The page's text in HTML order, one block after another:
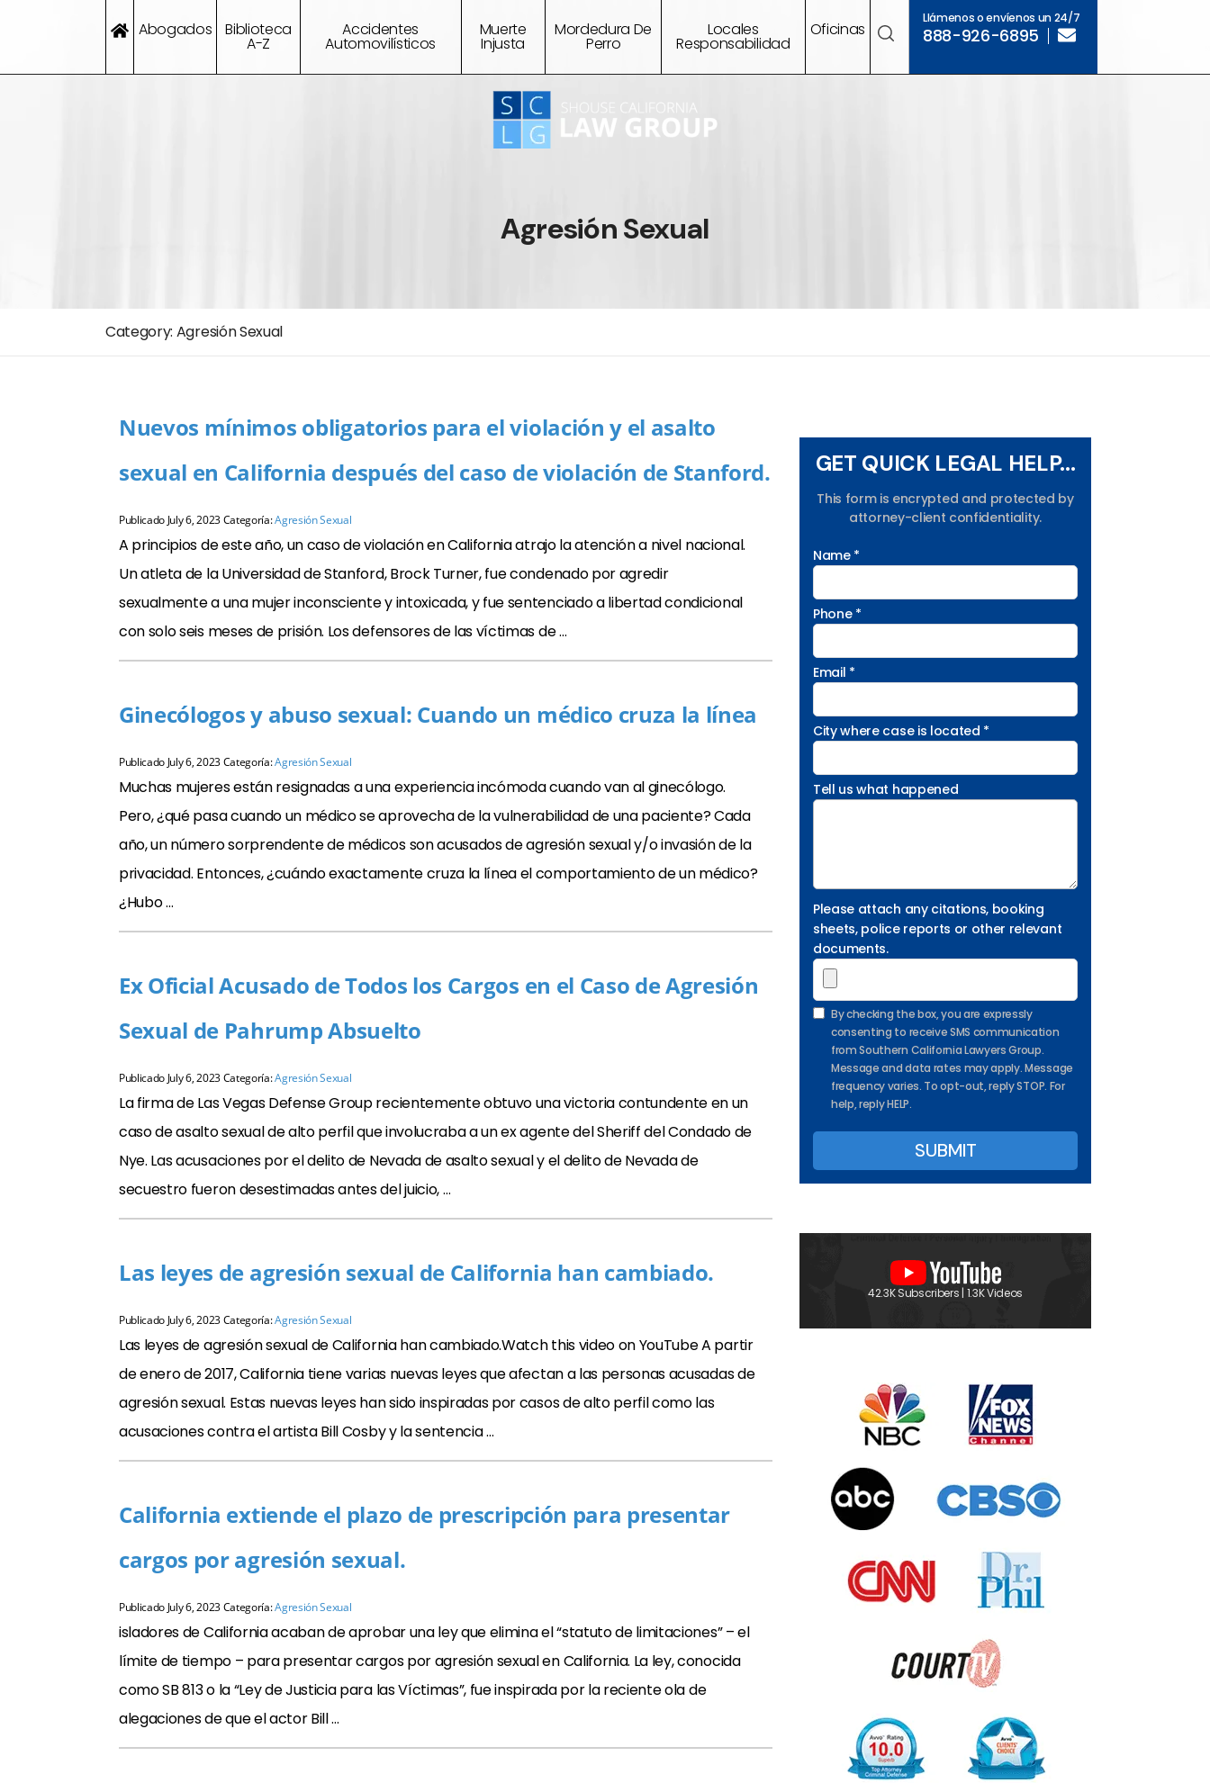
Abogados Biblioteca
A-Z
Accidentes
Automovilísticos
Muerte
Injusta
Mordedura De
Perro
Locales
Responsabilidad
Oficinas
Llámenos o envíenos un 24/7
888-926-6895
Agresión Sexual
Category: Agresión Sexual
Nuevos mínimos obligatorios para el violación y el asalto
sexual en California después del caso de violación de Stanford.
Publicado July 6, 2023Categoría:Agresión Sexual
A principios de este año, un caso de violación en California atrajo la atención a nivel nacional.
Un atleta de la Universidad de Stanford, Brock Turner, fue condenado por agredir
sexualmente a una mujer inconsciente y intoxicada, y fue sentenciado a libertad condicional
con solo seis meses de prisión. Los defensores de las víctimas de …
Ginecólogos y abuso sexual: Cuando un médico cruza la línea
Publicado July 6, 2023Categoría:Agresión Sexual
Muchas mujeres están resignadas a una experiencia incómoda cuando van al ginecólogo.
Pero, ¿qué pasa cuando un médico se aprovecha de la vulnerabilidad de una paciente? Cada
año, un número sorprendente de médicos son acusados de agresión sexual y/o invasión de la
privacidad. Entonces, ¿cuándo exactamente cruza la línea el comportamiento de un médico?
¿Hubo …
Ex Oficial Acusado de Todos los Cargos en el Caso de Agresión
Sexual de Pahrump Absuelto
Publicado July 6, 2023Categoría:Agresión Sexual
La firma de Las Vegas Defense Group recientemente obtuvo una victoria contundente en un
caso de asalto sexual de alto perfil que involucraba a un ex agente del Sheriff del Condado de
Nye. Las acusaciones por el delito de Nevada de asalto sexual y el delito de Nevada de
secuestro fueron desestimadas antes del juicio, …
Las leyes de agresión sexual de California han cambiado.
Publicado July 6, 2023Categoría:Agresión Sexual
Las leyes de agresión sexual de California han cambiado.Watch this video on YouTube A partir
de enero de 2017, California tiene varias nuevas leyes que afectan a las personas acusadas de
agresión sexual. Estas nuevas leyes han sido inspiradas por casos de alto perfil como las
acusaciones contra el artista Bill Cosby y la sentencia …
California extiende el plazo de prescripción para presentar
cargos por agresión sexual.
Publicado July 6, 2023Categoría:Agresión Sexual
isladores de California acaban de aprobar una ley que elimina el “statuto de limitaciones” – el
límite de tiempo – para presentar cargos por agresión sexual en California. La ley, conocida
como SB 813 o la “Ley de Justicia para las Víctimas”, fue inspirada por la reciente ola de
alegaciones de que el actor Bill …
GET QUICK LEGAL HELP...
This form is encrypted and protected by
attorney-client confidentiality.
Name *
Phone *
Email *
City where case is located *
Tell us what happened
Please attach any citations, booking
sheets, police reports or other relevant
documents.
By checking the box, you are expressly
consenting to receive SMS communication
from Southern California Lawyers Group.
Message and data rates may apply. Message
frequency varies. To opt-out, reply STOP. For
help, reply HELP.
42.3K Subscribers | 1.3K Videos